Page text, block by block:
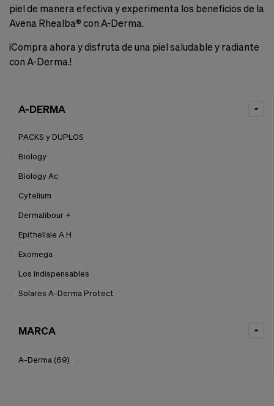
piel de manera efectiva y experimenta los beneficios de la
Avena Rhealba® con A-Derma.
¡Compra ahora y disfruta de una piel saludable y radiante
con A-Derma.!
A-DERMA
PACKS y DUPLOS
Biology
Biology Ac
Cytelium
Dermalibour +
Epitheliale A.H
Exomega
Los Indispensables
Solares A-Derma Protect
MARCA
A-Derma (69)